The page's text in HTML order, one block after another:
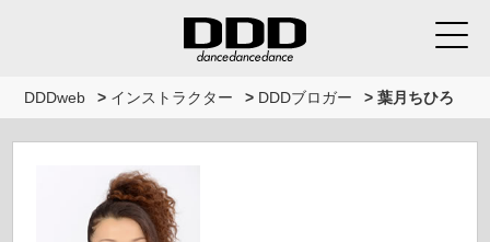
DDDweb > インストラクター > DDDブロガー >葉月ちひろ